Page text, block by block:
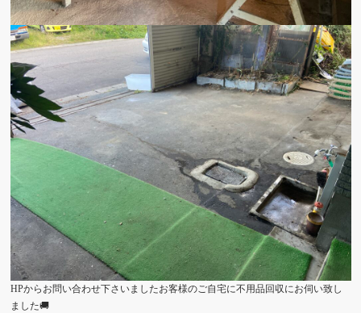
HPからお問い合わせ下さいましたお客様のご自宅に不用品回収にお伺い致し
ました🚚